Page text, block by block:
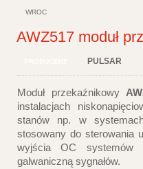
WRÓĆ
AWZ517 moduł
PULSAR
Moduł przekaźnikowy
instalacjach
stanów np. w
stosowany do sterowania
wyjścia OC systemów
galwaniczną sygnałów.